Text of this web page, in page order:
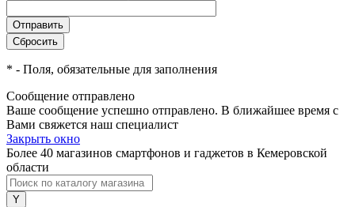
* - Поля, обязательные для заполнения
Сообщение отправлено
Ваше сообщение успешно отправлено. В ближайшее время с
Вами свяжется наш специалист
Закрыть окно
Более 40 магазинов смартфонов и гаджетов в Кемеровской
области